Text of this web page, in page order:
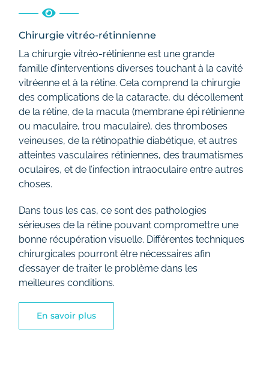
Chirurgie vitréo-rétinnienne
La chirurgie vitréo-rétinienne est une grande
famille d’interventions diverses touchant à la cavité
vitréenne et à la rétine. Cela comprend la chirurgie
des complications de la cataracte, du décollement
de la rétine, de la macula (membrane épi rétinienne
ou maculaire, trou maculaire), des thromboses
veineuses, de la rétinopathie diabétique, et autres
atteintes vasculaires rétiniennes, des traumatismes
oculaires, et de l’infection intraoculaire entre autres
choses.
Dans tous les cas, ce sont des pathologies
sérieuses de la rétine pouvant compromettre une
bonne récupération visuelle. Différentes techniques
chirurgicales pourront être nécessaires afin
d’essayer de traiter le problème dans les
meilleures conditions.
En savoir plus